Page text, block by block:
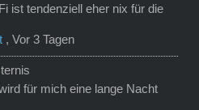
ist tendenziell eher nix für die
,Vor 3 Tagen
für mich eine lange Nacht